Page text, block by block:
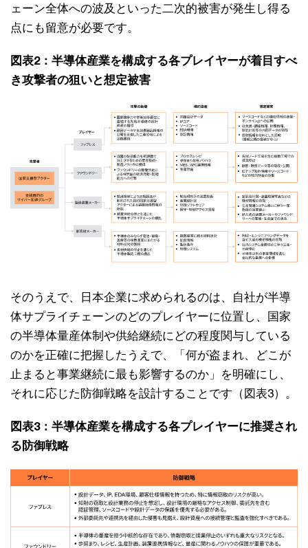
ェーン全体への波及といった二次的被害が発生し得る
点にも留意が必要です。
図表2：半導体産業を構成する各プレイヤーが着目すべ
き攻撃者の狙いと想定被害
そのうえで、日本企業に求められるのは、自社が半導
体サプライチェーンのどのプレイヤーに位置し、国家
の半導体量産体制や供給継続にどの程度関与している
のかを正確に把握したうえで、「何が盗まれ、どこが
止まると事業継続に最も影響するのか」を明確にし、
それに応じた防御戦略を設計することです（図表3）。
図表3：半導体産業を構成する各プレイヤーに推奨され
る防御戦略